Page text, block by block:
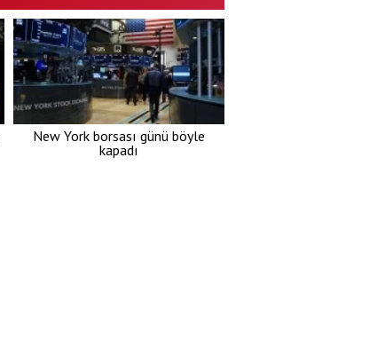
New York borsası günü böyle
kapadı